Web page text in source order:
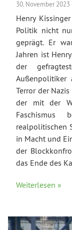
30. November 2023
Henry
Politik nicht
geprägt. Er
Jahren ist
der
Außenpolitiker
Terror der
der mit der
realpolitischen
in Macht und
der
das Ende des
Weiterlesen »